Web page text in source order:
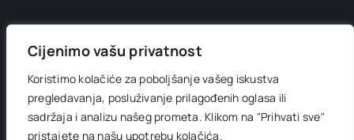
Cijenimo vašu privatnost
Koristimo kolačiće za poboljšanje vašeg iskustva
pregledavanja, posluživanje prilagođenih oglasa ili
sadržaja i analizu našeg prometa. Klikom na "Prihvati sve"
pristajete na našu upotrebu kolačića.
Info brojevi